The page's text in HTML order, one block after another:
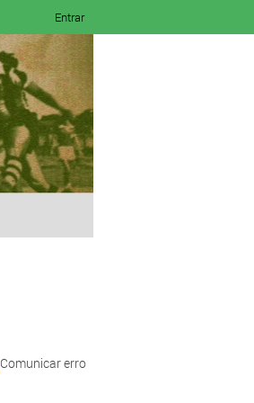
Entrar
Comunicar erro